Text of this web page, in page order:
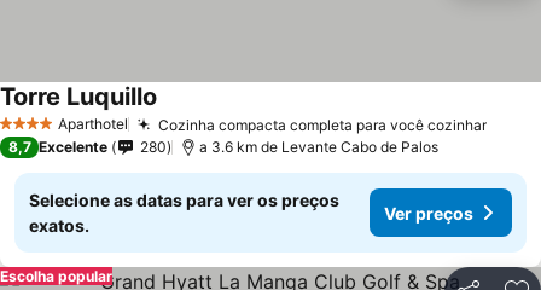
4 EstrelasAparthotel Cozinha compacta completa para você cozinharVer
Torre Luquillo
8,7 Excelente 280 a 3.6 km de Levante Cabo de Palos
Selecione as datas para ver os preços
exatos.
Ver preços
Escolha popular